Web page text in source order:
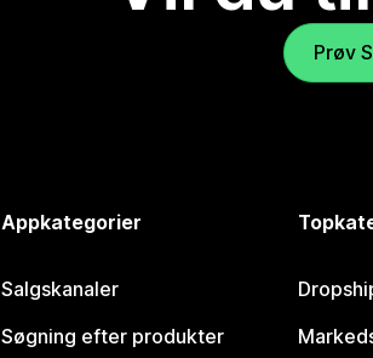
Prøv
Appkategorier
Salgskanaler
Søgning efter produkter